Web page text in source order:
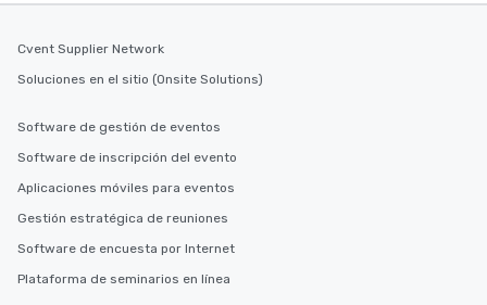
Cvent Supplier Network
Soluciones en el sitio (Onsite Solutions)
Software de gestión de eventos
Software de inscripción del evento
Aplicaciones móviles para eventos
Gestión estratégica de reuniones
Software de encuesta por Internet
Plataforma de seminarios en línea